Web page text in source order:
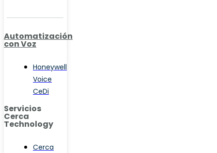
Automatización
con Voz
Honeywell
Voice
CeDi
Servicios
Cerca
Technology
Cerca